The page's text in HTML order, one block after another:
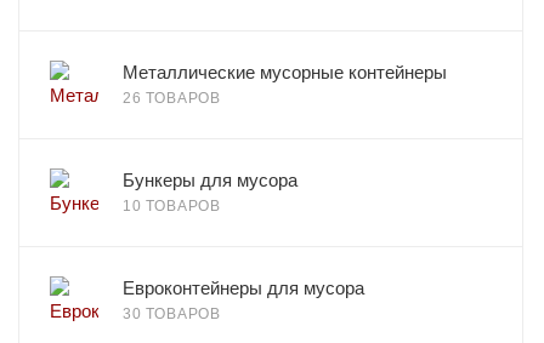
Металлические мусорные контейнеры
26 ТОВАРОВ
Бункеры для мусора
10 ТОВАРОВ
Евроконтейнеры для мусора
30 ТОВАРОВ